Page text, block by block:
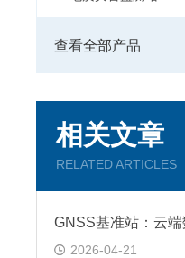
查看全部产品
相关文章
RELATED ARTICLES
2026-04-21